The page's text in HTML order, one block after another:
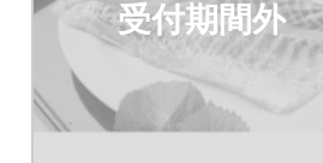
受付期間外